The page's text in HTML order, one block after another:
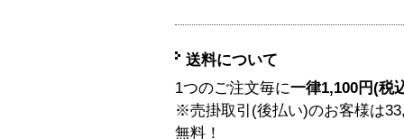
送料について
1つのご注文毎に一律1,100円(税
※売掛取引(後払い)のお客様は
無料！